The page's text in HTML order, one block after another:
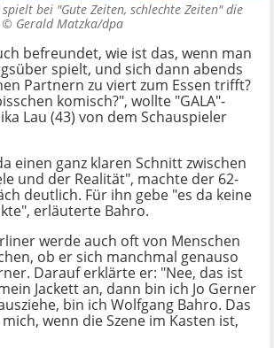
bei "Gute Zeiten, schlechte Zeiten" die
© Gerald Matzka/dpa
befreundet, wie ist das, wenn man
spielt, und sich dann abends
Partnern zu viert zum Essen trifft?
komisch?", wollte "GALA"-
Lau (43) von dem Schauspieler
einen ganz klaren Schnitt zwischen
und der Realität", machte der 62-
deutlich. Für ihn gebe "es da keine
erläuterte Bahro.
werde auch oft von Menschen
ob er sich manchmal genauso
Darauf erklärte er: "Nee, das ist
Jackett an, dann bin ich Jo Gerner
bin ich Wolfgang Bahro. Das
wenn die Szene im Kasten ist,